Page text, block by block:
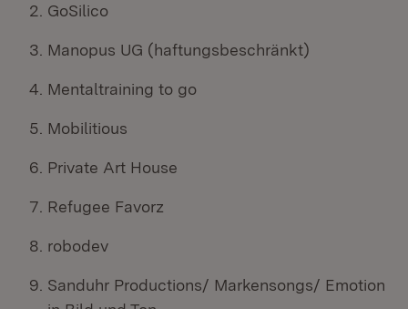
GoSilico
Manopus UG (haftungsbeschränkt)
Mentaltraining to go
Mobilitious
Private Art House
Refugee Favorz
robodev
Sanduhr Productions/ Markensongs/ Emotion